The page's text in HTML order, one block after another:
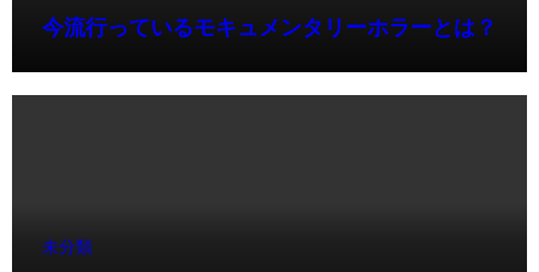
今流行っているモキュメンタリーホラーとは？
未分類